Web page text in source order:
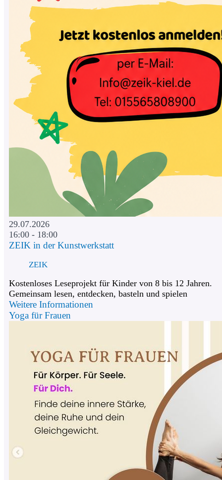
29.07.2026
16:00 - 18:00
ZEIK in der Kunstwerkstatt
ZEIK
Kostenloses Leseprojekt für Kinder von 8 bis 12 Jahren.
Gemeinsam lesen, entdecken, basteln und spielen
Weitere Informationen
Yoga für Frauen